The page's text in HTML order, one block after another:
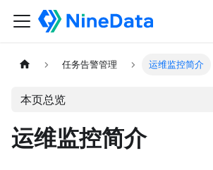
任务告警管理 运维监控简介
本页总览
运维监控简介